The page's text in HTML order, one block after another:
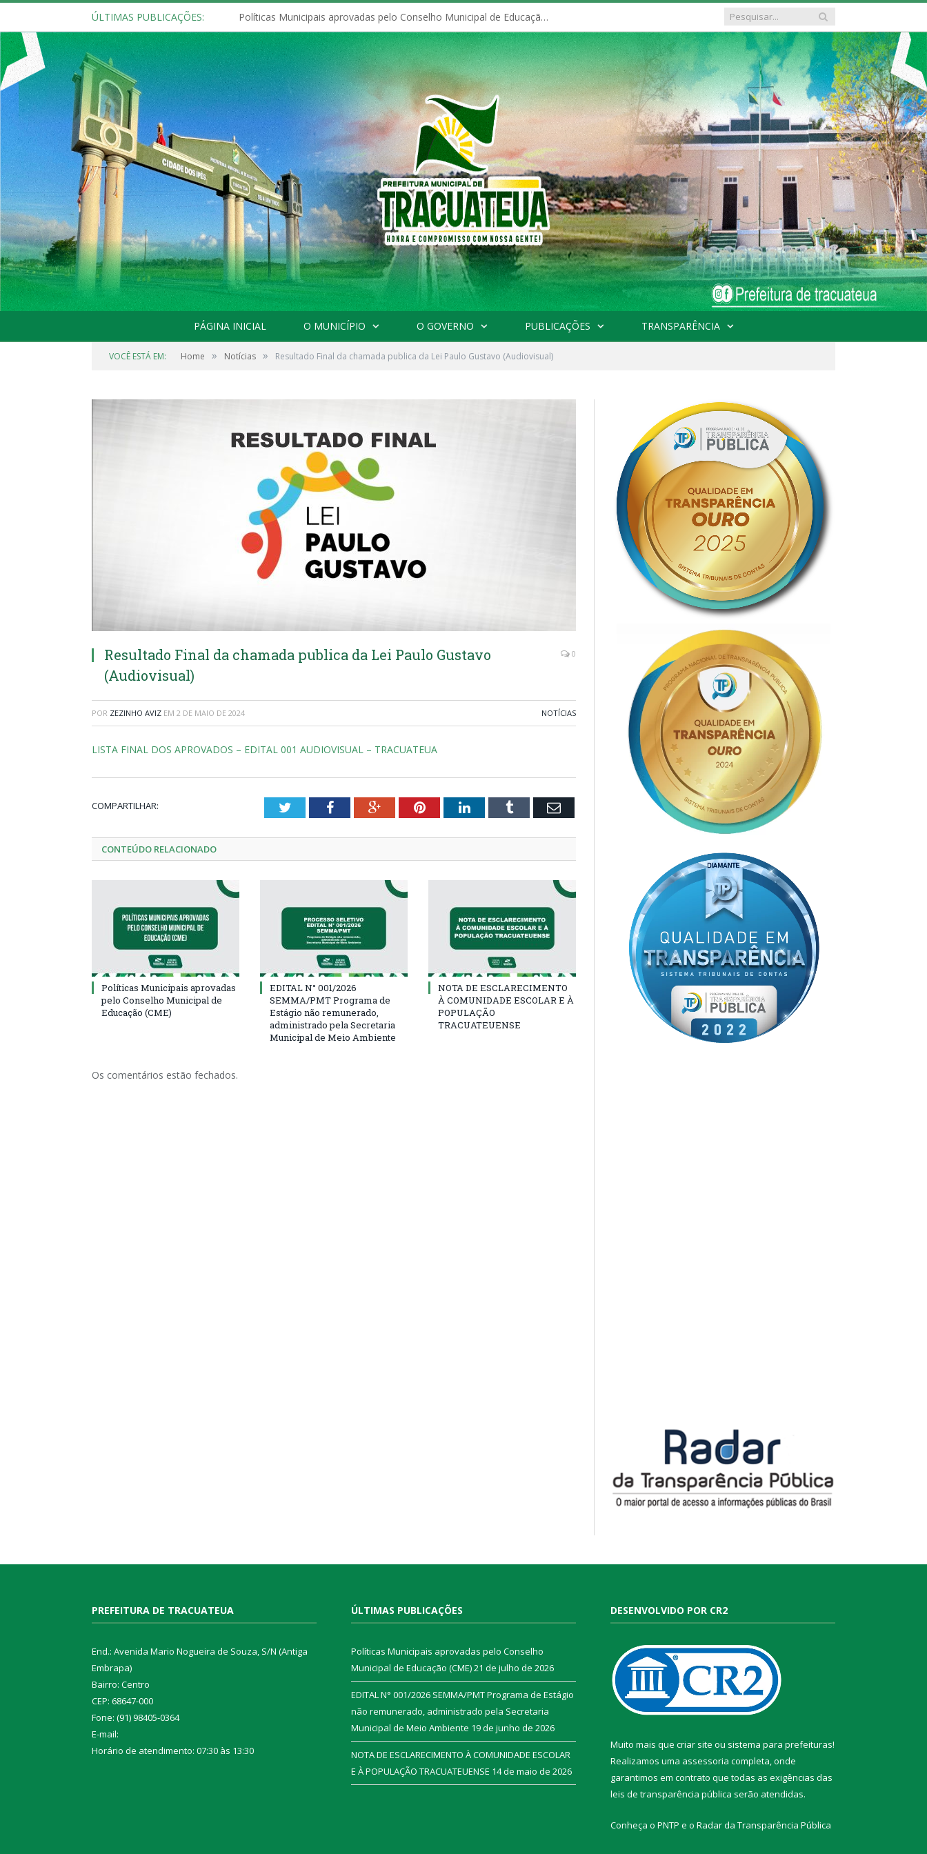
ÚLTIMAS PUBLICAÇÕES: Políticas Municipais aprovadas pelo Conselho Municipal de Educação (CME)
PÁGINA INICIAL O MUNICÍPIO O GOVERNO PUBLICAÇÕES TRANSPARÊNCIA
VOCÊ ESTÁ EM: Home » Notícias » Resultado Final da chamada publica da Lei Paulo Gustavo (Audiovisual)
Resultado Final da chamada publica da Lei Paulo Gustavo
(Audiovisual)
0
POR ZEZINHO AVIZ EM 2 DE MAIO DE 2024 NOTÍCIAS
LISTA FINAL DOS APROVADOS – EDITAL 001 AUDIOVISUAL – TRACUATEUA
COMPARTILHAR: TwitterFacebookGoogle+PinterestLinkedInTumblr Email
CONTEÚDO RELACIONADO
Políticas Municipais aprovadas
pelo Conselho Municipal de
Educação (CME)
EDITAL N° 001/2026
SEMMA/PMT Programa de
Estágio não remunerado,
administrado pela Secretaria
Municipal de Meio Ambiente
NOTA DE ESCLARECIMENTO
À COMUNIDADE ESCOLAR E À
POPULAÇÃO
TRACUATEUENSE
Os comentários estão fechados.
PREFEITURA DE TRACUATEUA
End.: Avenida Mario Nogueira de Souza, S/N (Antiga
Embrapa)
Bairro: Centro
CEP: 68647-000
Fone: (91) 98405-0364
E-mail:
Horário de atendimento: 07:30 às 13:30
ÚLTIMAS PUBLICAÇÕES
Políticas Municipais aprovadas pelo Conselho
Municipal de Educação (CME)21 de julho de 2026
EDITAL N° 001/2026 SEMMA/PMT Programa de Estágio
não remunerado, administrado pela Secretaria
Municipal de Meio Ambiente 19 de junho de 2026
NOTA DE ESCLARECIMENTO À COMUNIDADE ESCOLAR
E À POPULAÇÃO TRACUATEUENSE 14 de maio de 2026
DESENVOLVIDO POR CR2
Muito mais que criar site ou sistema para prefeituras!
Realizamos uma assessoria completa, onde
garantimos em contrato que todas as exigências das
leis de transparência pública serão atendidas.
Conheça o PNTP e o Radar da Transparência Pública